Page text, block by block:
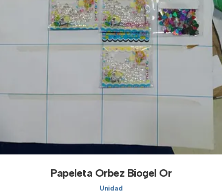
Papeleta Orbez Biogel Or
Unidad